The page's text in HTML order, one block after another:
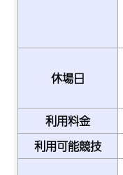
休場日
利用料金
利用可能競技